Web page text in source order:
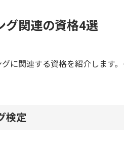
グ関連の資格4選
に関連する資格を紹介します
検定